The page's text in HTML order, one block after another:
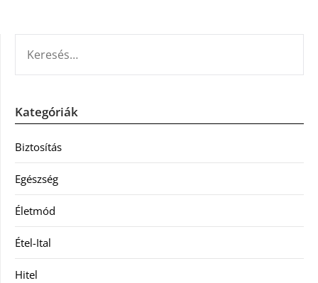
Kategóriák
Biztosítás
Egészség
Életmód
Étel-Ital
Hitel